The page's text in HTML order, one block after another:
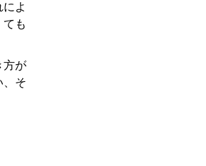
よ
ても
方が
、そ